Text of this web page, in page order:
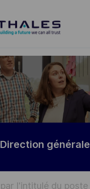
Direction générale